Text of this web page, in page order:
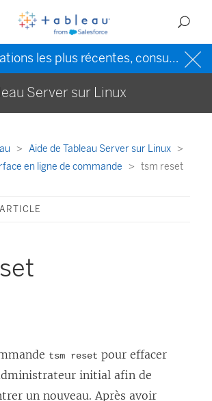
Pour les informations les plus récentes, consultez l’
Server sur Linux
Aide de Tableau Server sur Linux
en ligne de commande tsm reset
tsm reset pour effacer
initial afin de
un nouveau. Après avoir